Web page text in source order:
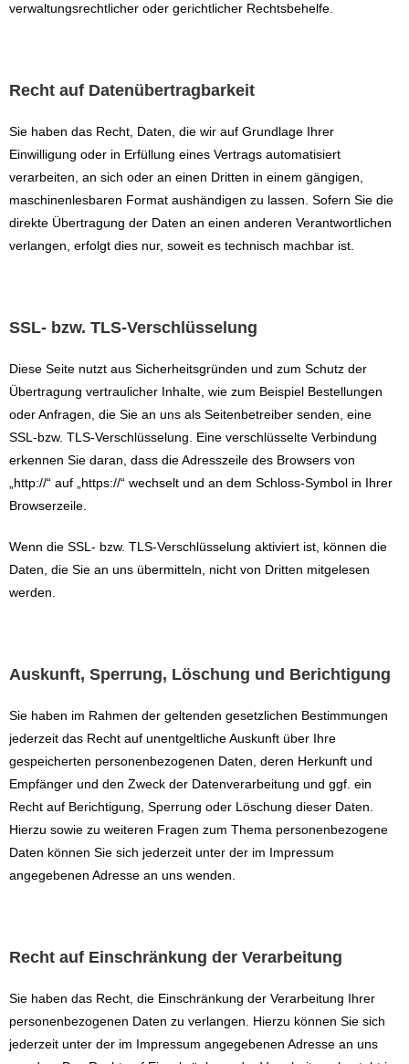
verwaltungsrechtlicher oder gerichtlicher Rechtsbehelfe.
Recht auf Datenübertragbarkeit
Sie haben das Recht, Daten, die wir auf Grundlage Ihrer
Einwilligung oder in Erfüllung eines Vertrags automatisiert
verarbeiten, an sich oder an einen Dritten in einem gängigen,
maschinenlesbaren Format aushändigen zu lassen. Sofern Sie die
direkte Übertragung der Daten an einen anderen Verantwortlichen
verlangen, erfolgt dies nur, soweit es technisch machbar ist.
SSL- bzw. TLS-Verschlüsselung
Diese Seite nutzt aus Sicherheitsgründen und zum Schutz der
Übertragung vertraulicher Inhalte, wie zum Beispiel Bestellungen
oder Anfragen, die Sie an uns als Seitenbetreiber senden, eine
SSL-bzw. TLS-Verschlüsselung. Eine verschlüsselte Verbindung
erkennen Sie daran, dass die Adresszeile des Browsers von
„http://“ auf „https://“ wechselt und an dem Schloss-Symbol in Ihrer
Browserzeile.
Wenn die SSL- bzw. TLS-Verschlüsselung aktiviert ist, können die
Daten, die Sie an uns übermitteln, nicht von Dritten mitgelesen
werden.
Auskunft, Sperrung, Löschung und Berichtigung
Sie haben im Rahmen der geltenden gesetzlichen Bestimmungen
jederzeit das Recht auf unentgeltliche Auskunft über Ihre
gespeicherten personenbezogenen Daten, deren Herkunft und
Empfänger und den Zweck der Datenverarbeitung und ggf. ein
Recht auf Berichtigung, Sperrung oder Löschung dieser Daten.
Hierzu sowie zu weiteren Fragen zum Thema personenbezogene
Daten können Sie sich jederzeit unter der im Impressum
angegebenen Adresse an uns wenden.
Recht auf Einschränkung der Verarbeitung
Sie haben das Recht, die Einschränkung der Verarbeitung Ihrer
personenbezogenen Daten zu verlangen. Hierzu können Sie sich
jederzeit unter der im Impressum angegebenen Adresse an uns